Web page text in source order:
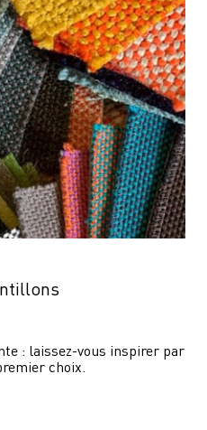
: laissez-vous inspirer par
choix.